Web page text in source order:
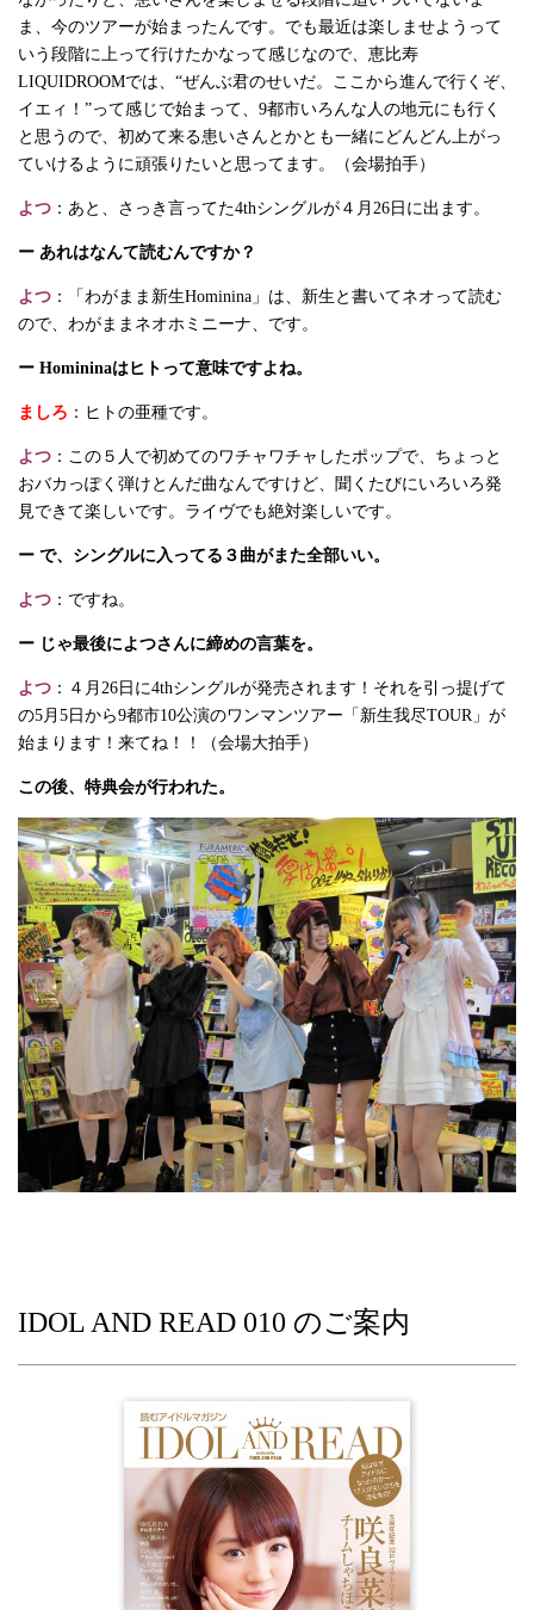
ま、今のツアーが始まったんです。でも最近は楽しませようって
いう段階に上って行けたかなって感じなので、恵比寿
LIQUIDROOMでは、“ぜんぶ君のせいだ。ここから進んで行くぞ、
イエィ！”って感じで始まって、9都市いろんな人の地元にも行く
と思うので、初めて来る患いさんとかとも一緒にどんどん上がっ
ていけるように頑張りたいと思ってます。（会場拍手）
よつ ：あと、さっき言ってた4thシングルが４月26日に出ます。
ー あれはなんて読むんですか？
よつ ：「わがまま新生Hominina」は、新生と書いてネオって読む
ので、わがままネオホミニーナ、です。
ー Homininaはヒトって意味ですよね。
ましろ ：ヒトの亜種です。
よつ ：この５人で初めてのワチャワチャしたポップで、ちょっと
おバカっぽく弾けとんだ曲なんですけど、聞くたびにいろいろ発
見できて楽しいです。ライヴでも絶対楽しいです。
ー で、シングルに入ってる３曲がまた全部いい。
よつ ：ですね。
ー じゃ最後によつさんに締めの言葉を。
よつ ：４月26日に4thシングルが発売されます！それを引っ提げて
の5月5日から9都市10公演のワンマンツアー「新生我尽TOUR」が
始まります！来てね！！（会場大拍手）
この後、特典会が行われた。
IDOL AND READ 010 のご案内